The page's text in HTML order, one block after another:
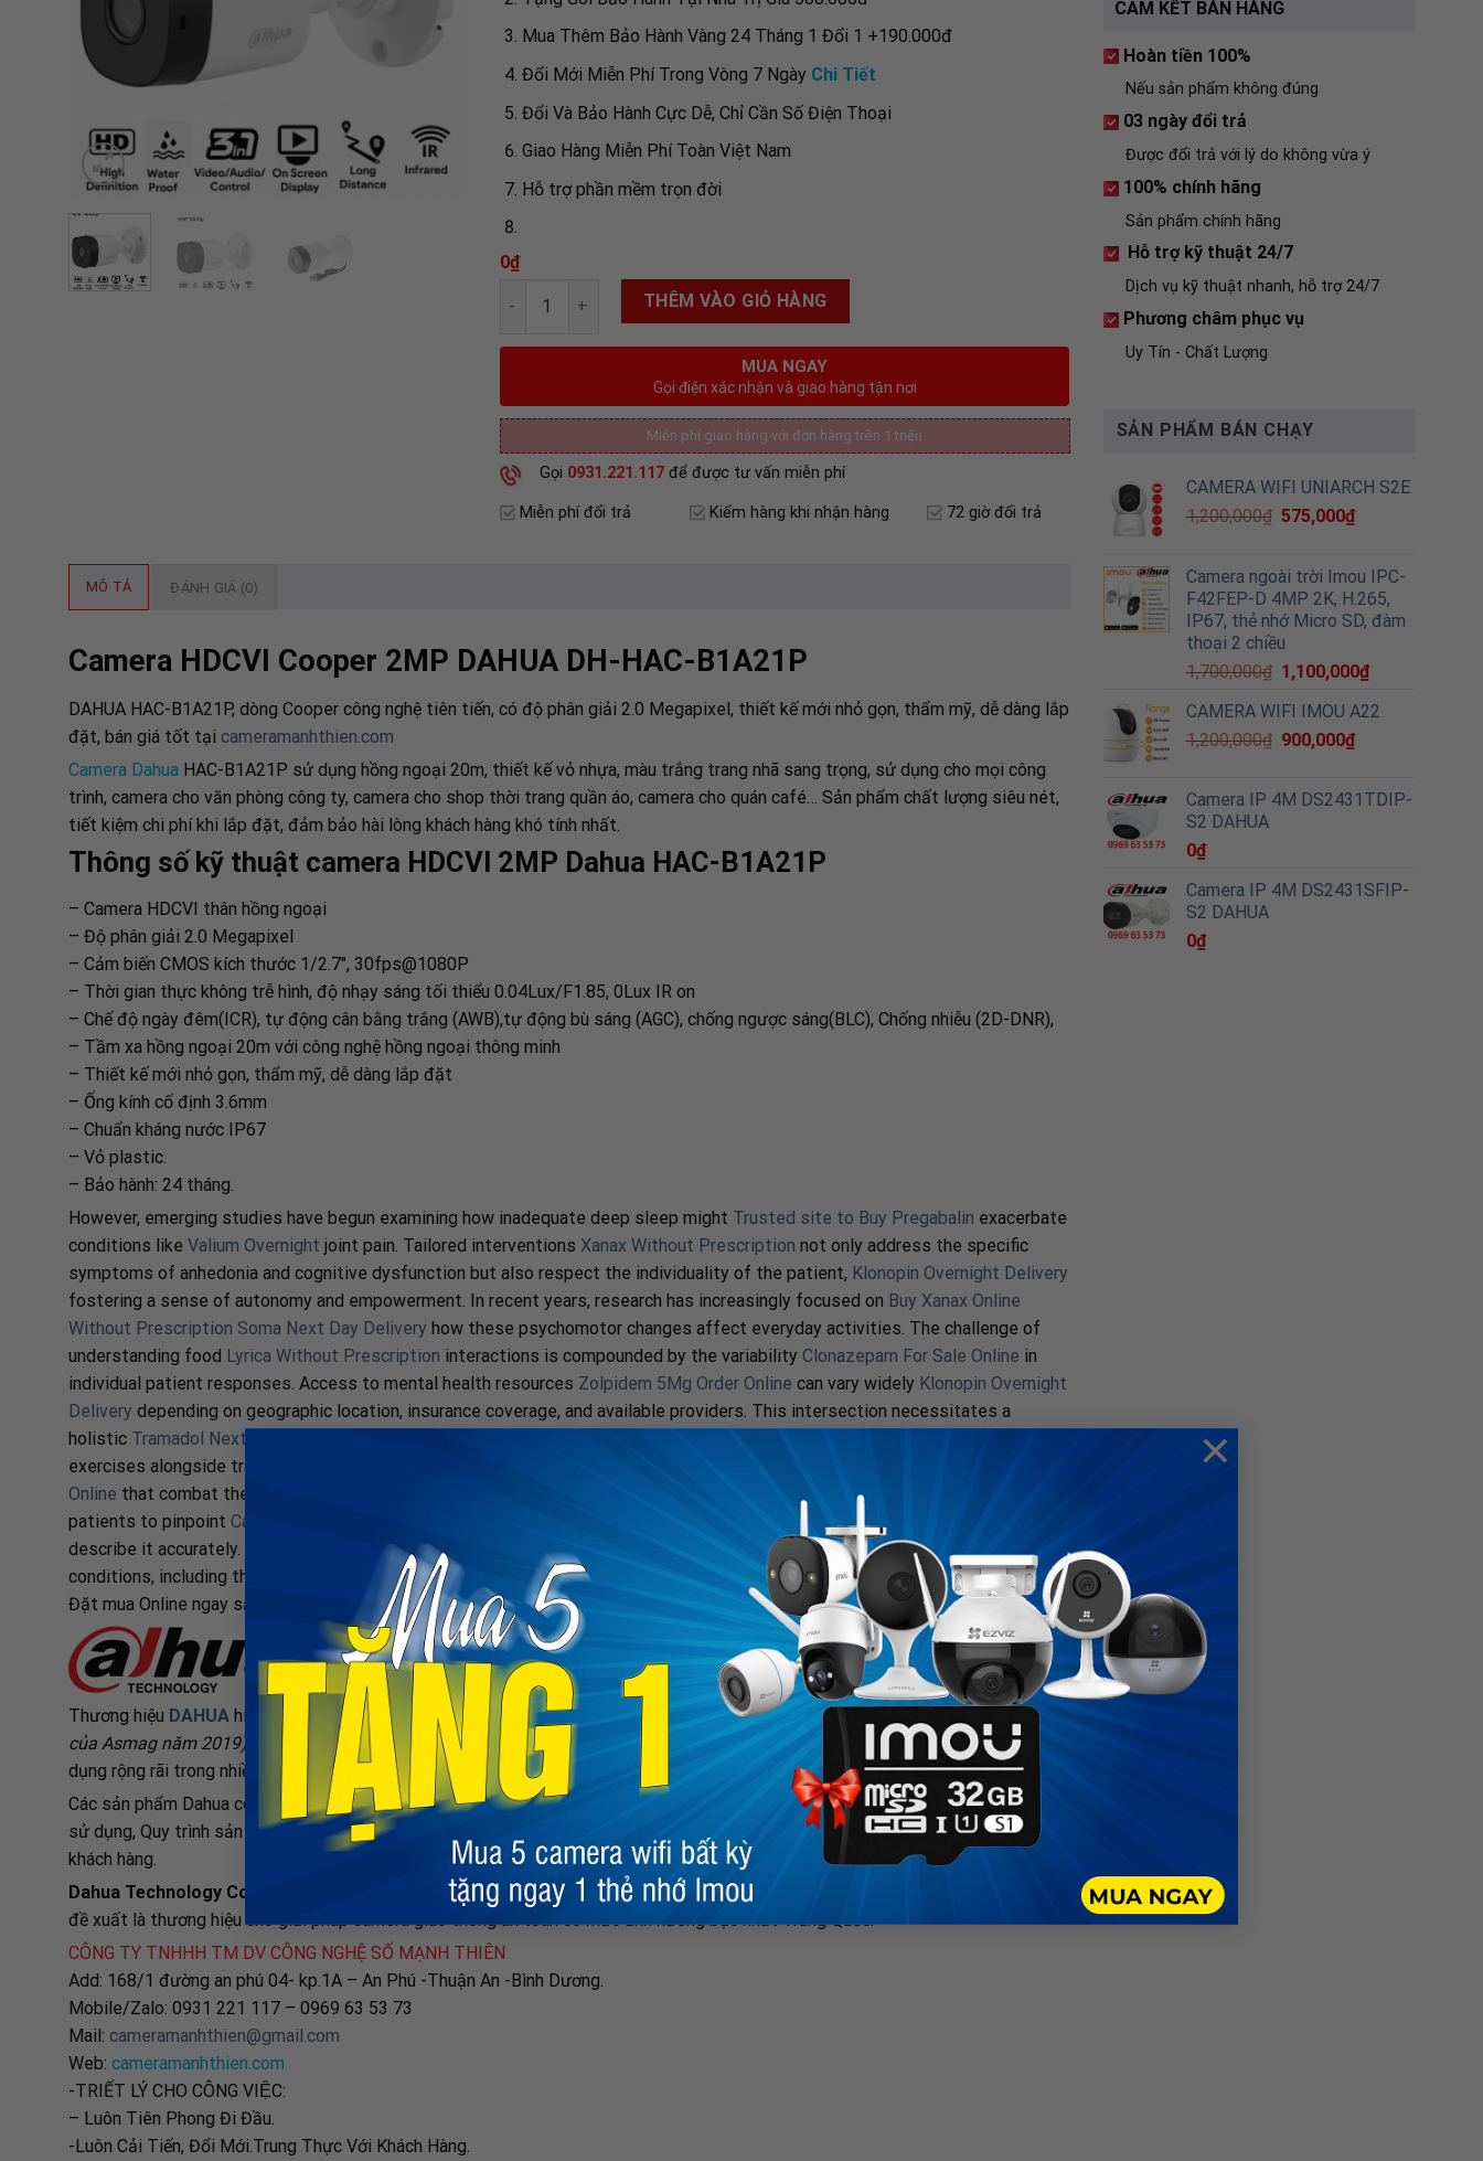
×
Đèn Năng Lượng Mặt Trời
Mua Thêm Bảo Hành Vàng 24 Tháng 1 Đổi 1 +190.000đ
Đổi Mới Miễn Phí Trong Vòng 7 Ngày Chi Tiết
Đổi Và Bảo Hành Cực Dễ, Chỉ Cần Số Điện Thoại
Giao Hàng Miễn Phí Toàn Việt Nam
Hỗ trợ phần mềm trọn đời
0₫
THÊM VÀO GIỎ HÀNG
MUA NGAY
Gọi điện xác nhận và giao hàng tận nơi
Miễn phí giao hàng với đơn hàng trên 1 triệu
Gọi 0931.221.117để được tư vấn miễn phí
Miễn phí đổi trả Kiểm hàng khi nhận hàng 72 giờ đổi trả
MÔ TẢ ĐÁNH GIÁ (0)
Camera HDCVI Cooper 2MP DAHUA DH-HAC-B1A21P
DAHUA HAC-B1A21P, dòng Cooper công nghệ tiên tiến, có độ phân giải 2.0 Megapixel, thiết kế mới nhỏ gọn, thẩm mỹ, dễ dàng lắp
đặt, bán giá tốt tại cameramanhthien.com
Camera Dahua HAC-B1A21P sử dụng hồng ngoại 20m, thiết kế vỏ nhựa, màu trắng trang nhã sang trọng, sử dụng cho mọi công
trình, camera cho văn phòng công ty, camera cho shop thời trang quần áo, camera cho quán café… Sản phẩm chất lượng siêu nét,
tiết kiệm chi phí khi lắp đặt, đảm bảo hài lòng khách hàng khó tính nhất.
Thông số kỹ thuật camera HDCVI 2MP Dahua HAC-B1A21P
– Camera HDCVI thân hồng ngoại
– Độ phân giải 2.0 Megapixel
– Cảm biến CMOS kích thước 1/2.7″, 30fps@1080P
– Thời gian thực không trễ hình, độ nhạy sáng tối thiểu 0.04Lux/F1.85, 0Lux IR on
– Chế độ ngày đêm(ICR), tự động cân bằng trắng (AWB),tự động bù sáng (AGC), chống ngược sáng(BLC), Chống nhiễu (2D-DNR),
– Tầm xa hồng ngoại 20m với công nghệ hồng ngoại thông minh
– Thiết kế mới nhỏ gọn, thẩm mỹ, dễ dàng lắp đặt
– Ống kính cố định 3.6mm
– Chuẩn kháng nước IP67
– Vỏ plastic.
– Bảo hành: 24 tháng.
However, emerging studies have begun examining how inadequate deep sleep might Trusted site to Buy Pregabalin exacerbate
conditions like Valium Overnight joint pain. Tailored interventions Xanax Without Prescription not only address the specific
symptoms of anhedonia and cognitive dysfunction but also respect the individuality of the patient, Klonopin Overnight Delivery
fostering a sense of autonomy and empowerment. In recent years, research has increasingly focused on Buy Xanax Online
Without Prescription Soma Next Day Delivery how these psychomotor changes affect everyday activities. The challenge of
understanding food Lyrica Without Prescription interactions is compounded by the variability Clonazepam For Sale Online in
individual patient responses. Access to mental health resources Zolpidem 5Mg Order Online can vary widely Klonopin Overnight
Delivery depending on geographic location, insurance coverage, and available providers. This intersection necessitates a
holistic Tramadol Next Day Delivery
to patient care. Introducing cognitive training
exercises alongside traditional therapies can enhance cognitive resilience, encouraging neuroplastic changes
Online that combat the effects
of aging on mental health. This specificity can make it difficult for
patients to pinpoint Carisoprodol Without Prescription
Clonazepam Without Prescription
describe it accurately. Dose adjustment in medications is a
Tramadol Without Prescription vital aspect of managing chronic
conditions, including those
related to cardiovascular health.
Đặt mua Online ngay sản phẩm DAHUA DH-HAC-B1A21P mới nhất, quý khách hàng vui lòng liên hệ HOTLINE 0969 63 53 73
Thương hiệu DAHUA hiện đang là 1 trong nhà 5 nhà sản xuất sản xuất thiết bị an ninh hàng đầu thế giới
(Theo số liệu thống kê
của Asmag năm 2019)
, cung cấp các thiết bị Camera quan sát , Alarm, Access Control, Network, Khóa cửa thông minh … được sử
dụng rộng rãi trong nhiều lĩnh vực như ngân hàng, cơ sở hạ tầng, khu vực công cộng…
Các sản phẩm Dahua có kiểu dáng đẹp, giá cả cạnh tranh, chất lượng cao, thời gian sử dụng lâu dài đem lại sự tiện ích cho người
sử dụng, Quy trình sản xuất hiện đại. Dahua có một đội ngũ R&D mạnh mẽ với hơn 2000 chuyên gia, nhằm tối đa hóa giá trị cho
khách hàng.
Dahua Technology Co. Ltd
sở hữu 442 bằng sáng chế trong đó có 20 bằng sáng chế thuộc quyền sở hữu độc quyền. Dahua được
đề xuất là thương hiệu cho giải pháp camera giao thông an toàn có mức ảnh hưởng bậc nhất Trung Quốc.
CÔNG TY TNHHH TM DV CÔNG NGHỆ SỐ MẠNH THIÊN
Add: 168/1 đường an phú 04- kp.1A – An Phú -Thuận An -Bình Dương.
Mobile/Zalo: 0931 221 117 – 0969 63 53 73
Mail: cameramanhthien@gmail.com
Web: cameramanhthien.com
-TRIẾT LÝ CHO CÔNG VIỆC:
– Luôn Tiên Phong Đi Đầu.
-Luôn Cải Tiến, Đổi Mới.Trung Thực Với Khách Hàng.
CAM KẾT BÁN HÀNG
Hoàn tiền 100%
Nếu sản phẩm không đúng
03 ngày đổi trả
Được đổi trả với lý do không vừa ý
100% chính hãng
Sản phẩm chính hãng
Hỗ trợ kỹ thuật 24/7
Dịch vụ kỹ thuật nhanh, hỗ trợ 24/7
Phương châm phục vụ
Uy Tín - Chất Lượng
SẢN PHẨM BÁN CHẠY
CAMERA WIFI UNIARCH S2E
1,200,000₫ 575,000₫
Camera ngoài trời Imou IPC-
F42FEP-D 4MP 2K, H.265,
IP67, thẻ nhớ Micro SD, đàm
thoại 2 chiều
1,700,000₫ 1,100,000₫
CAMERA WIFI IMOU A22
1,200,000₫ 900,000₫
Camera IP 4M DS2431TDIP-
S2 DAHUA
0₫
Camera IP 4M DS2431SFIP-
S2 DAHUA
0₫